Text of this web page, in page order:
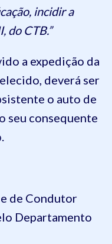
incidir a
do CTB.”
a expedição da
deverá ser
o auto de
seu consequente
de Condutor
Departamento